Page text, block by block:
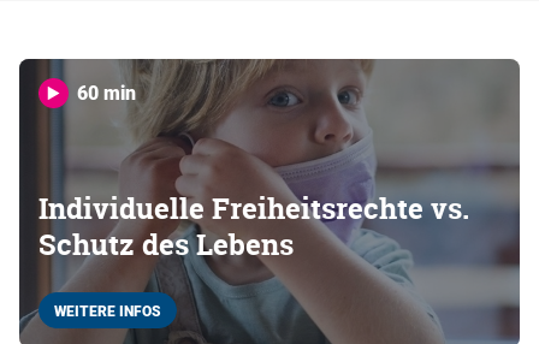
60 min
Individuelle Freiheitsrechte vs.
Schutz des Lebens
WEITERE INFOS